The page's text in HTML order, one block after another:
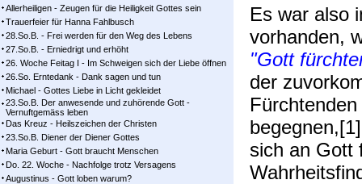
Allerheiligen - Zeugen für die Heiligkeit Gottes sein
Trauerfeier für Hanna Fahlbusch
28.So.B. - Frei werden für den Weg des Lebens
27.So.B. - Erniedrigt und erhöht
26. Woche Feitag I - Im Schweigen sich der Liebe öffnen
26.So. Erntedank - Dank sagen und tun
Michael - Gottes Liebe in Licht gekleidet
23.So.B. Der anwesende und zuhörende Gott -
Vernuftgemäss leben
Das Kreuz - Heilszeichen der Christen
23.So.B. Diener der Diener Gottes
Maria Geburt - Gott braucht Menschen
Do. 22. Woche - Nachfolge trotz Versagens
Augustinus - Gott loben warum?
Es war also
vorhanden,
"Gott
der
sich an Gott